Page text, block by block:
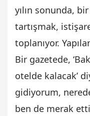
yılın sonunda,
tartışmak,
toplanıyor.
Bir gazetede,
otelde kalacak’
gidiyorum,
ben de merak